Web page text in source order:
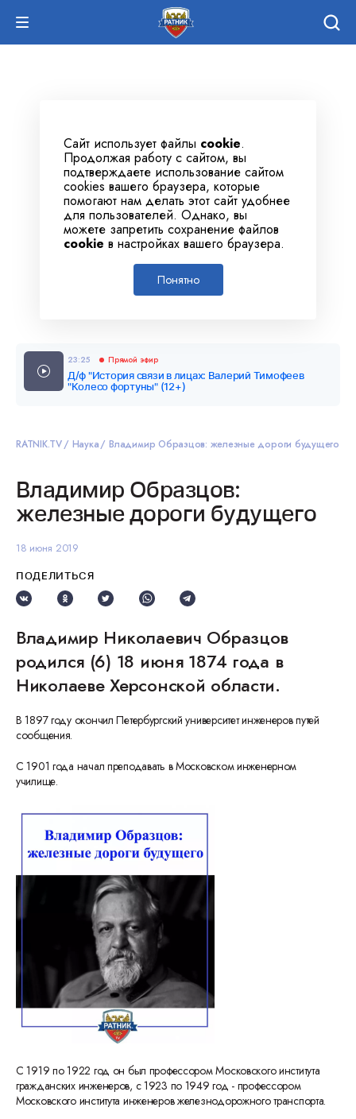
Сайт использует файлы cookie.
Продолжая работу с сайтом, вы
подтверждаете использование сайтом
cookies вашего браузера, которые
помогают нам делать этот сайт удобнее
для пользователей. Однако, вы
можете запретить сохранение файлов
cookie в настройках вашего браузера.
Понятно
23:25 Прямой эфир
Д/ф "История связи в лицах: Валерий Тимофеев
"Колесо фортуны" (12+)
RATNIK.TV Наука Владимир Образцов: железные дороги будущего
Владимир Образцов:
железные дороги будущего
18 июня 2019
ПОДЕЛИТЬСЯ
Владимир Николаевич Образцов
родился (6) 18 июня 1874 года в
Николаеве Херсонской области.
В 1897 году окончил Петербургский университет инженеров путей
сообщения.
С 1901 года начал преподавать в Московском инженерном
училище.
С 1919 по 1922 год он был профессором Московского института
гражданских инженеров, с 1923 по 1949 год - профессором
Московского института инженеров железнодорожного транспорта.